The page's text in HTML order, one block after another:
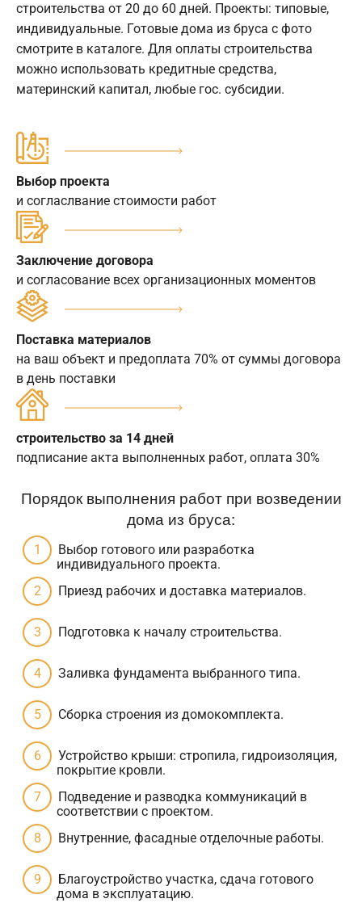
строительства от 20 до 60 дней. Проекты: типовые,
индивидуальные. Готовые дома из бруса с фото
смотрите в каталоге. Для оплаты строительства
можно использовать кредитные средства,
материнский капитал, любые гос. субсидии.
Выбор проекта
и согласлвание стоимости работ
Заключение договора
и согласование всех организационных моментов
Поставка материалов
на ваш объект и предоплата 70% от суммы договора
в день поставки
строительство за 14 дней
подписание акта выполненных работ, оплата 30%
Порядок выполнения работ при возведении
дома из бруса:
Выбор готового или разработка
индивидуального проекта.
Приезд рабочих и доставка материалов.
Подготовка к началу строительства.
Заливка фундамента выбранного типа.
Сборка строения из домокомплекта.
Устройство крыши: стропила, гидроизоляция,
покрытие кровли.
Подведение и разводка коммуникаций в
соответствии с проектом.
Внутренние, фасадные отделочные работы.
Благоустройство участка, сдача готового
дома в эксплуатацию.